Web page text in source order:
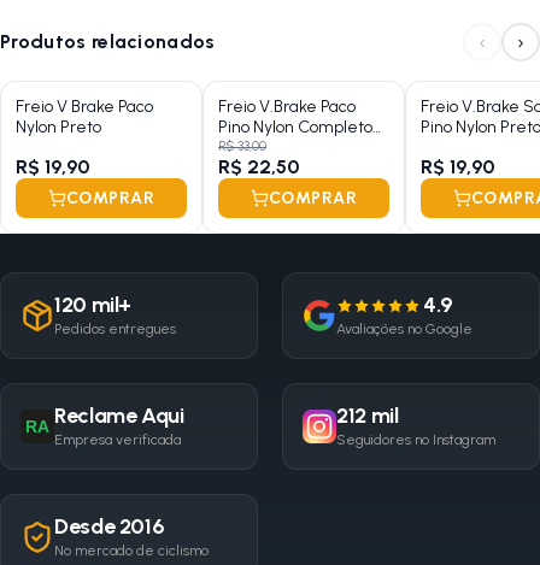
Produtos relacionados ‹ ›
Freio V Brake Paco
Nylon Preto
R$ 19,90
COMPRAR
Freio V.Brake Paco
Pino Nylon Completo
Sem Maçaneta
R$ 33,00
R$ 22,50
COMPRAR
Freio V.Brake
Pino Nylon Preto
R$ 19,90
120 mil+
Pedidos entregues
4.9
Avaliações no Google
RA Reclame Aqui
Empresa verificada
212 mil
Seguidores no Instagram
Desde 2016
No mercado de ciclismo